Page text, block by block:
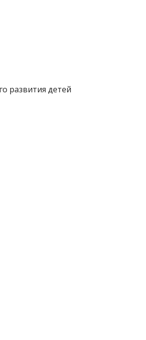
развития детей